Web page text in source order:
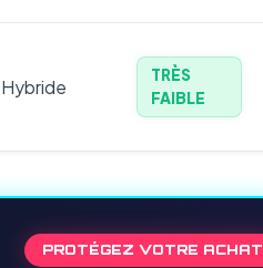
Hybride
TRÈS
FAIBLE
PROTÉGEZ VOTRE ACHAT